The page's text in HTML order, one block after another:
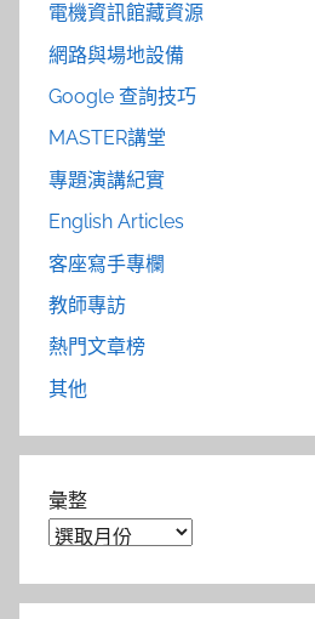
電機資訊館藏資源
網路與場地設備
Google 查詢技巧
MASTER講堂
專題演講紀實
English Articles
客座寫手專欄
教師專訪
熱門文章榜
其他
彙整